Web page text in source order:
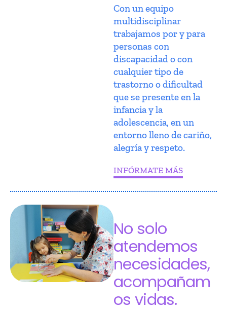
Con un equipo
multidisciplinar
trabajamos por y para
personas con
discapacidad o con
cualquier tipo de
trastorno o dificultad
que se presente en la
infancia y la
adolescencia, en un
entorno lleno de cariño,
alegría y respeto.
INFÓRMATE MÁS
No solo
atendemos
necesidades,
acompañam
os vidas.